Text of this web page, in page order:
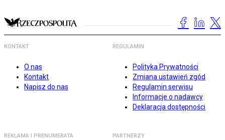
KONTAKT
O nas
Kontakt
Napisz do nas
REGULAMIN
Polityka Prywatności
Zmiana ustawień zgód
Regulamin serwisu
Informacje o nadawcy
Deklaracja dostępności
REKLAMA I PRENUMERATA PARTNERZY